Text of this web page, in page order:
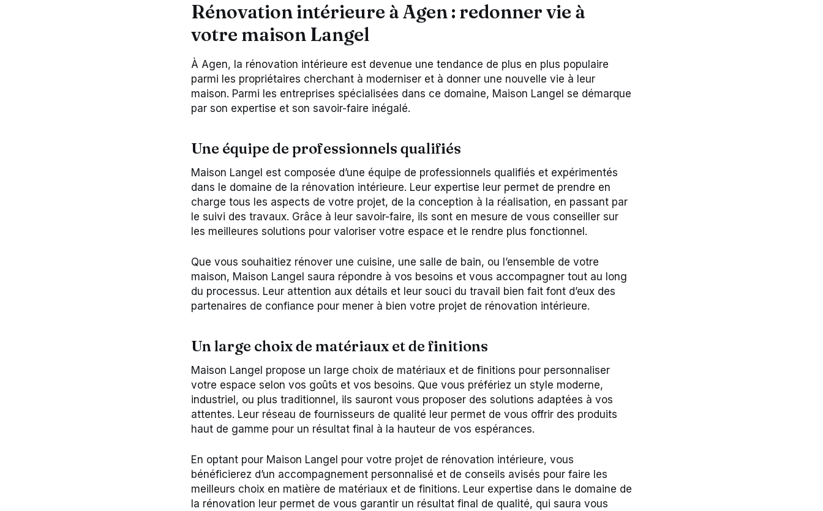
Rénovation intérieure à Agen : redonner vie à
votre maison Langel
À Agen, la rénovation intérieure est devenue une tendance de plus en plus populaire
parmi les propriétaires cherchant à moderniser et à donner une nouvelle vie à leur
maison. Parmi les entreprises spécialisées dans ce domaine, Maison Langel se démarque
par son expertise et son savoir-faire inégalé.
Une équipe de professionnels qualifiés
Maison Langel est composée d’une équipe de professionnels qualifiés et expérimentés
dans le domaine de la rénovation intérieure. Leur expertise leur permet de prendre en
charge tous les aspects de votre projet, de la conception à la réalisation, en passant par
le suivi des travaux. Grâce à leur savoir-faire, ils sont en mesure de vous conseiller sur
les meilleures solutions pour valoriser votre espace et le rendre plus fonctionnel.
Que vous souhaitiez rénover une cuisine, une salle de bain, ou l’ensemble de votre
maison, Maison Langel saura répondre à vos besoins et vous accompagner tout au long
du processus. Leur attention aux détails et leur souci du travail bien fait font d’eux des
partenaires de confiance pour mener à bien votre projet de rénovation intérieure.
Un large choix de matériaux et de finitions
Maison Langel propose un large choix de matériaux et de finitions pour personnaliser
votre espace selon vos goûts et vos besoins. Que vous préfériez un style moderne,
industriel, ou plus traditionnel, ils sauront vous proposer des solutions adaptées à vos
attentes. Leur réseau de fournisseurs de qualité leur permet de vous offrir des produits
haut de gamme pour un résultat final à la hauteur de vos espérances.
En optant pour Maison Langel pour votre projet de rénovation intérieure, vous
bénéficierez d’un accompagnement personnalisé et de conseils avisés pour faire les
meilleurs choix en matière de matériaux et de finitions. Leur expertise dans le domaine de
la rénovation leur permet de vous garantir un résultat final de qualité, qui saura vous